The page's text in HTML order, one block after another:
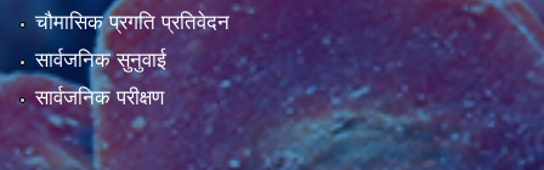
चौमासिक प्रगति प्रतिवेदन
सार्वजनिक सुनुवाई
सार्वजनिक परीक्षण